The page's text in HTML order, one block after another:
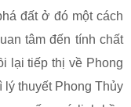
đất ở đó một cách
tâm đến tính chất
lại tiếp thị về Phong
lý thuyết Phong Thủy